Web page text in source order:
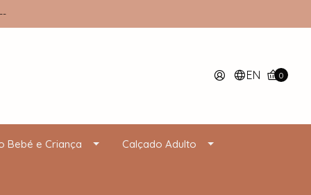
EN 0
Bebé e Criança Calçado Adulto